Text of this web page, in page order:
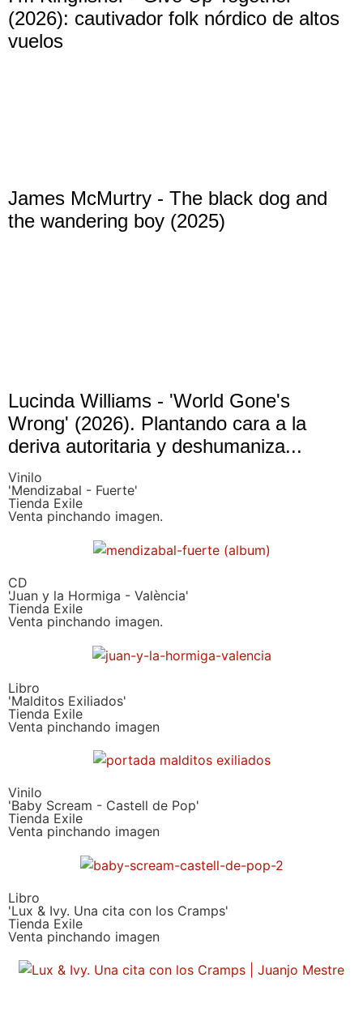
(2026): cautivador folk nórdico de altos
vuelos
James McMurtry - The black dog and
the wandering boy (2025)
Lucinda Williams - 'World Gone's
Wrong' (2026). Plantando cara a la
deriva autoritaria y deshumaniza...
Vinilo
'Mendizabal - Fuerte'
Tienda Exile
Venta pinchando imagen.
CD
'Juan y la Hormiga - València'
Tienda Exile
Venta pinchando imagen.
Libro
'Malditos Exiliados'
Tienda Exile
Venta pinchando imagen
Vinilo
'Baby Scream - Castell de Pop'
Tienda Exile
Venta pinchando imagen
Libro
'Lux & Ivy. Una cita con los Cramps'
Tienda Exile
Venta pinchando imagen